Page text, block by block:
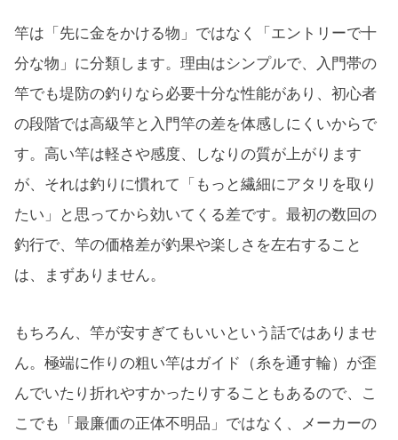
竿は「先に金をかける物」ではなく「エントリーで十
分な物」に分類します。理由はシンプルで、入門帯の
竿でも堤防の釣りなら必要十分な性能があり、初心者
の段階では高級竿と入門竿の差を体感しにくいからで
す。高い竿は軽さや感度、しなりの質が上がります
が、それは釣りに慣れて「もっと繊細にアタリを取り
たい」と思ってから効いてくる差です。最初の数回の
釣行で、竿の価格差が釣果や楽しさを左右すること
は、まずありません。
もちろん、竿が安すぎてもいいという話ではありませ
ん。極端に作りの粗い竿はガイド（糸を通す輪）が歪
んでいたり折れやすかったりすることもあるので、こ
こでも「最廉価の正体不明品」ではなく、メーカーの